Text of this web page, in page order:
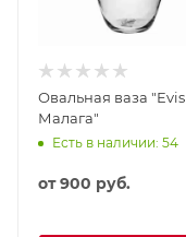
Овальная ваза "Evis
Малага"
Есть в наличии: 54
от900 руб.